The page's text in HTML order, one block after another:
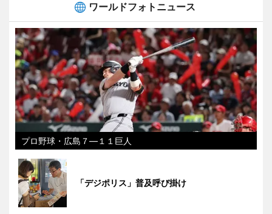
ワールドフォトニュース
プロ野球・広島７―１１巨人
「デジポリス」普及呼び掛け